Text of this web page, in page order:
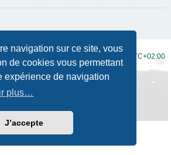
navigation sur ce site, vous
de cookies vous permettant
expérience de navigation
plus…
J’accepte
UTC+02:00
phpBB® Forum Software © phpBB Limited
française officielle
Prosilver New Edition
Confidentialité|Conditions